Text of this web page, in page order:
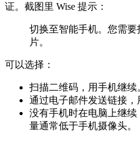
证。截图里 Wise 提示：
切换至智能手机。您需
片。
可以选择：
扫描二维码，用手机继续
通过电子邮件发送链接，
没有手机时在电脑上继续
量通常低于手机摄像头。